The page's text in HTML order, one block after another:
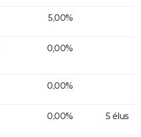
5,00%
0,00%
0,00%
0,00% 5 élus